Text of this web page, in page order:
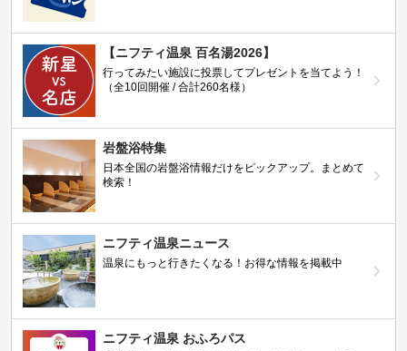
【ニフティ温泉 百名湯2026】
行ってみたい施設に投票してプレゼントを当てよう！
（全10回開催 / 合計260名様）
岩盤浴特集
日本全国の岩盤浴情報だけをピックアップ。まとめて
検索！
ニフティ温泉ニュース
温泉にもっと行きたくなる！お得な情報を掲載中
ニフティ温泉 おふろパス